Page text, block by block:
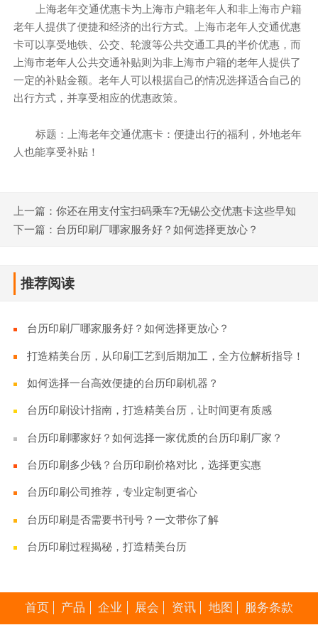
上海老年交通优惠卡为上海市户籍老年人和非上海市户籍
老年人提供了便捷和经济的出行方式。上海市老年人交通优惠
卡可以享受地铁、公交、轮渡等公共交通工具的半价优惠，而
上海市老年人公共交通补贴则为非上海市户籍的老年人提供了
一定的补贴金额。老年人可以根据自己的情况选择适合自己的
出行方式，并享受相应的优惠政策。
标题：上海老年交通优惠卡：便捷出行的福利，外地老年
人也能享受补贴！
上一篇：你还在用支付宝扫码乘车?无锡公交优惠卡这些早知
道
下一篇：台历印刷厂哪家服务好？如何选择更放心？
推荐阅读
台历印刷厂哪家服务好？如何选择更放心？
打造精美台历，从印刷工艺到后期加工，全方位解析指导！
如何选择一台高效便捷的台历印刷机器？
台历印刷设计指南，打造精美台历，让时间更有质感
台历印刷哪家好？如何选择一家优质的台历印刷厂家？
台历印刷多少钱？台历印刷价格对比，选择更实惠
台历印刷公司推荐，专业定制更省心
台历印刷是否需要书刊号？一文带你了解
台历印刷过程揭秘，打造精美台历
首页 产品 企业 展会 资讯 地图 服务条款